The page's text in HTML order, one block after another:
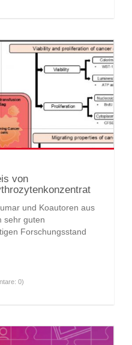
von
und Koautoren aus
sehr guten
Forschungsstand
Zellen im
0)